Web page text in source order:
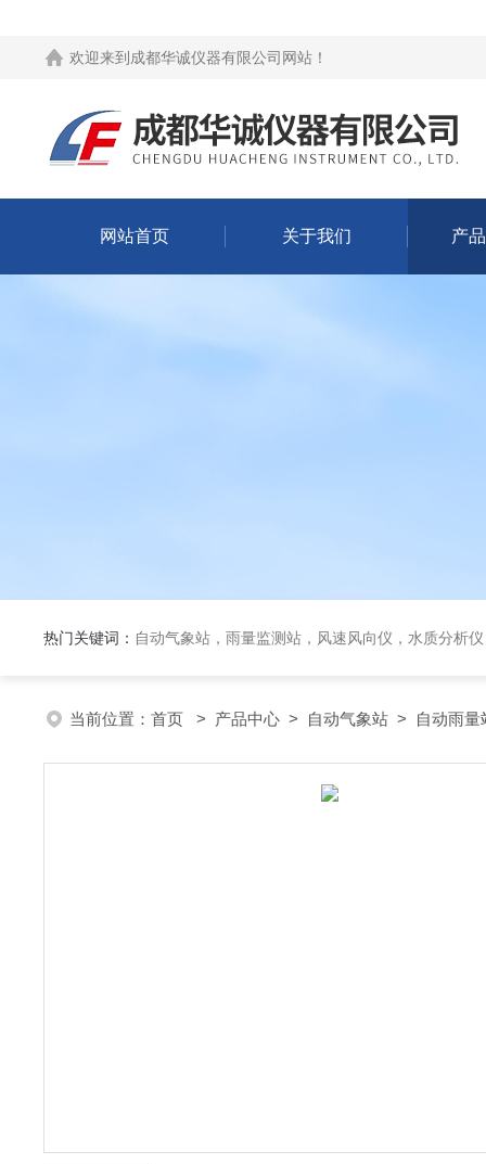
欢迎来到 成都华诚仪器有限公司网站 ！
网站首页 关于我们 产
热门关键词： 自动气象站，雨量监测站，风速风向仪，水质分析
当前位置： 首页 > 产品中心 > 自动气象站 > 自动雨量